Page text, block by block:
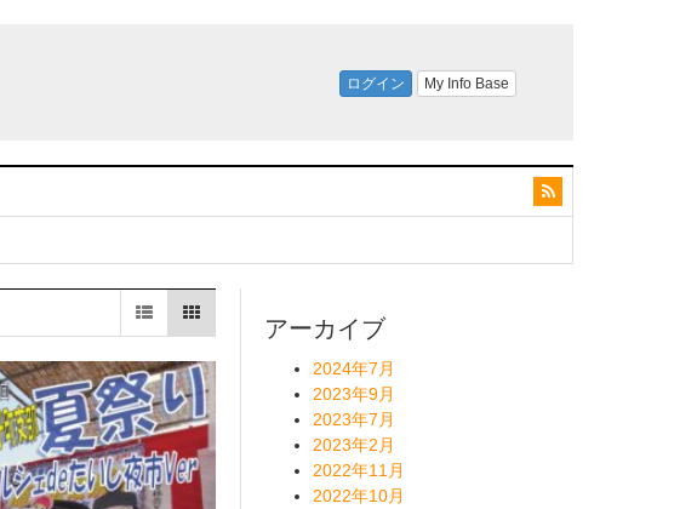
アーカイブ
2024年7月
2023年9月
2023年7月
2023年2月
2022年11月
2022年10月